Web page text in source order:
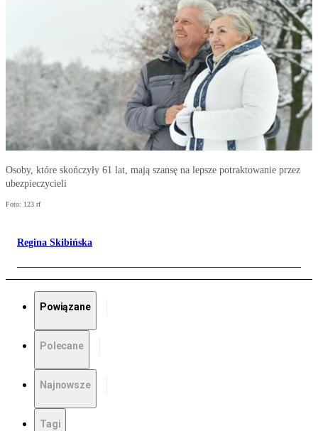
Osoby, które skończyły 61 lat, mają szansę na lepsze potraktowanie przez
ubezpieczycieli
Foto: 123 rf
Regina Skibińska
Powiązane
Polecane
Najnowsze
Tagi